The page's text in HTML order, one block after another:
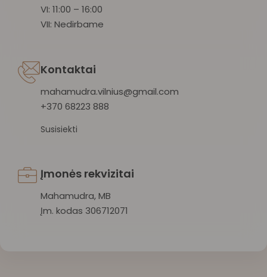
VI: 11:00 – 16:00
VII: Nedirbame
Kontaktai
mahamudra.vilnius@gmail.com
+370 68223 888
Susisiekti
Įmonės rekvizitai
Mahamudra, MB
Įm. kodas 306712071